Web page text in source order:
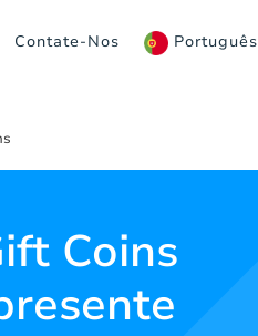
Contate-Nos Português
Coins